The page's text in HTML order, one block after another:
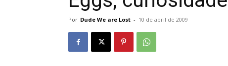
Por Dude We are Lost - 10 de abril de 2009